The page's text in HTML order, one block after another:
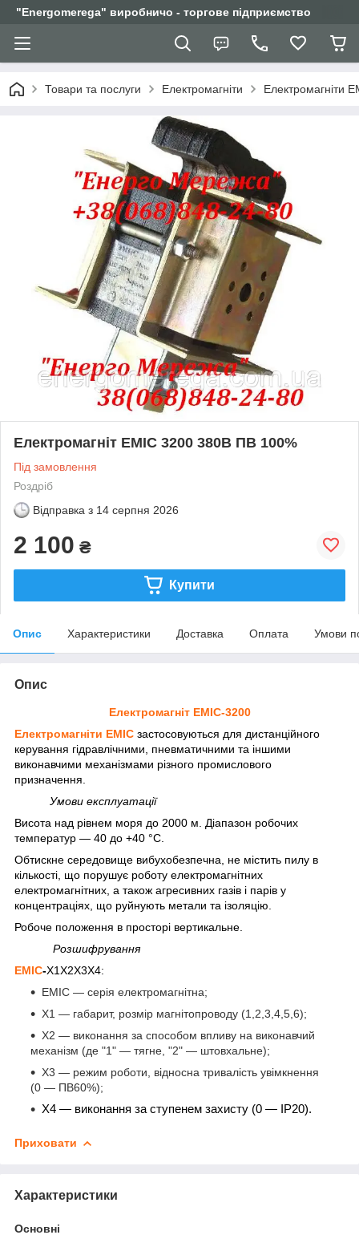
"Еnergomerega" виробничо - торгове підприємство
Товари та послуги Електромагніти Електромагніти
Електромагніт ЕМІС 3200 380В ПВ 100%
Під замовлення
Роздріб
Відправка з 14 серпня 2026
2 100 ₴
Купити
Опис Характеристики Доставка Оплата Умови
Опис
Електромагніт ЕМІС-3200
Електромагніти ЕМІС застосовуються для дистанційного
керування гідравлічними, пневматичними та іншими
виконавчими механізмами різного промислового
призначення.
Умови експлуатації
Висота над рівнем моря до 2000 м. Діапазон робочих
температур — 40 до +40 °C.
Обтискне середовище вибухобезпечна, не містить пилу в
кількості, що порушує роботу електромагнітних
електромагнітних, а також агресивних газів і парів у
концентраціях, що руйнують метали та ізоляцію.
Робоче положення в просторі вертикальне.
Розшифрування
ЕМІС-Х1Х2Х3Х4:
ЕМІС — серія електромагнітна;
Х1 — габарит, розмір магнітопроводу (1,2,3,4,5,6);
Х2 — виконання за способом впливу на виконавчий
механізм (де "1" — тягне, "2" — штовхальне);
Х3 — режим роботи, відносна тривалість увімкнення
(0 — ПВ60%);
Х4 — виконання за ступенем захисту (0 — IP20).
Приховати
Характеристики
Основні